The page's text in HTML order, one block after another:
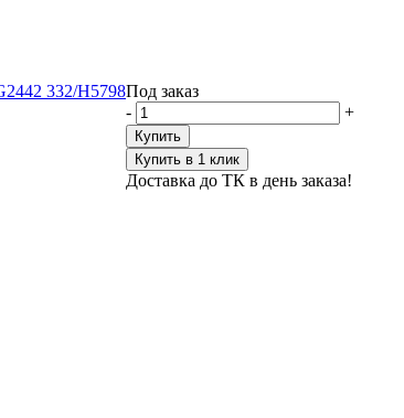
332/H5798Под заказ
-
+
Купить
Купить в 1 клик
Доставка до ТК в день заказа!